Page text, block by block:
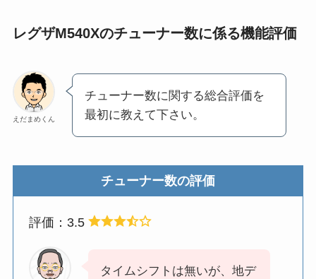
レグザM540Xのチューナー数に係る機能評価
えだまめくん
チューナー数に関する総合評価を
最初に教えて下さい。
チューナー数の評価
評価：3.5
タイムシフトは無いが、地デ